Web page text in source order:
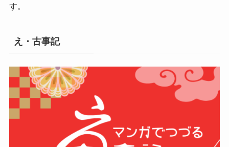
す。
え・古事記